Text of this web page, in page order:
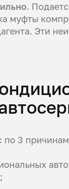
.
муфты
Эти
по 3